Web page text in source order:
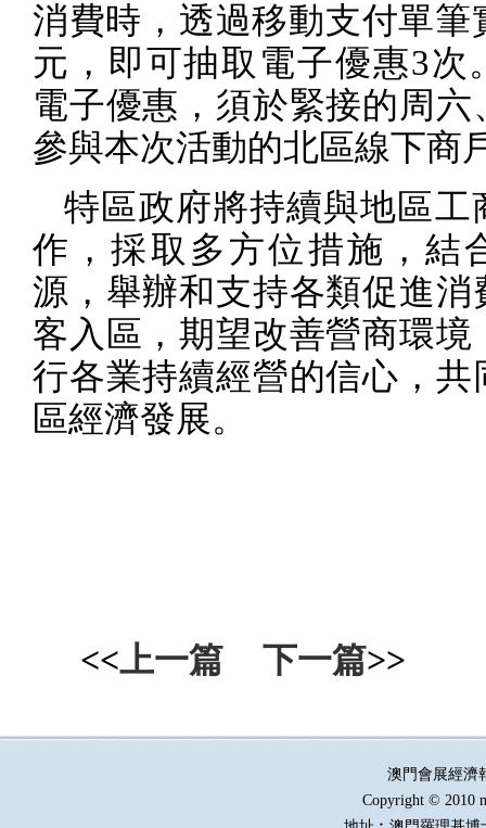
消費時，透過移動支付單筆
元，即可抽取電子優惠3次
電子優惠，須於緊接的周六
參與本次活動的北區線下商
特區政府將持續與地區工
作，採取多方位措施，結
源，舉辦和支持各類促進消
客入區，期望改善營商環境
行各業持續經營的信心，共
區經濟發展。
<<上一篇 下一篇>>
澳門會展經
Copyright © 2010